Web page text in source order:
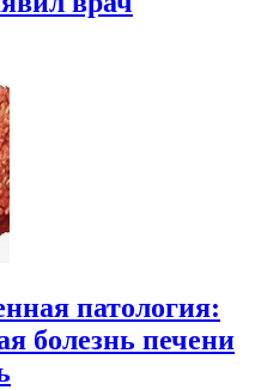
патология:
болезнь печени